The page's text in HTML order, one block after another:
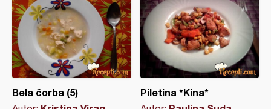
Bela čorba (5) Piletina *Kina*